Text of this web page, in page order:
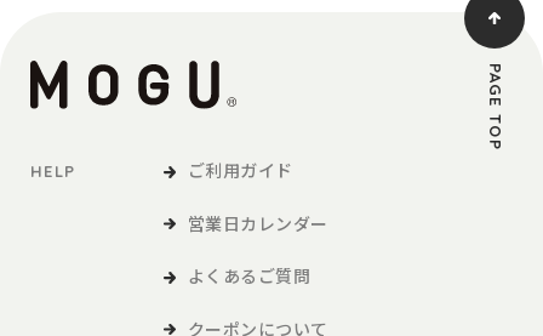
HELP ご利用ガイド
営業日カレンダー
よくあるご質問
クーポンについて
PAGE TOP